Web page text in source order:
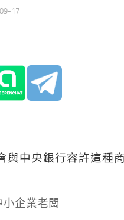
17
與中央銀行容許這種
企業老闆